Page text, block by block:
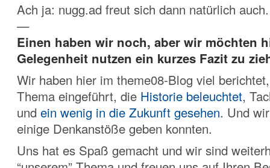
Ach ja: nugg.ad freut sich dann natürlich auch.
—
Einen haben wir noch, aber wir möchten
Gelegenheit nutzen ein kurzes Fazit zu
Wir haben hier im theme08-Blog viel
Thema eingeführt, die Historie beleuchtet,
und ein wenig in die Zukunft gesehen. Und
einige Denkanstöße geben konnten.
Uns hat es Spaß gemacht und wir sind